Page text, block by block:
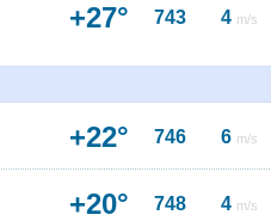
+27° 743 4 m/s
+22° 746 6 m/s
+20° 748 4 m/s